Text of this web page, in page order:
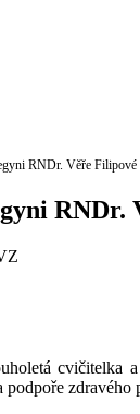
RNDr. Věře
RNDr.
cvičitelka
zdravého